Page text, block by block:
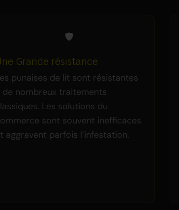
🛡️
Grande résistance
punaises de lit sont résistantes
de nombreux traitements
Les solutions du
sont souvent inefficaces
aggravent parfois l’infestation.